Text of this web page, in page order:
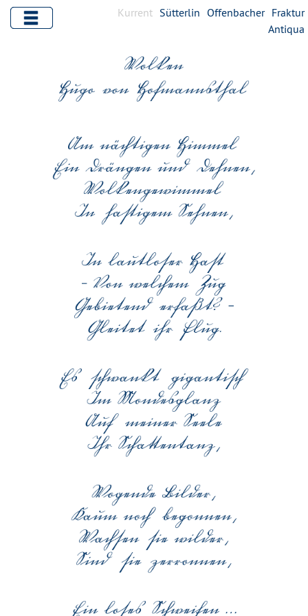
Kurrent Sütterlin Offenbacher Fraktur
Antiqua